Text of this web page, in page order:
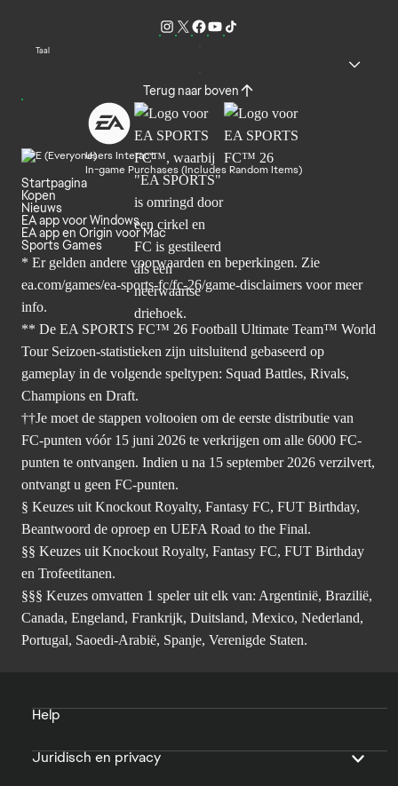
Taal
Terug naar boven
Users Interact
In-game Purchases (Includes Random Items)
Startpagina
Kopen
Nieuws
EA app voor Windows
EA app en Origin voor Mac
Sports Games
* Er gelden andere voorwaarden en beperkingen. Zie
ea.com/games/ea-sports-fc/fc-26/game-disclaimers voor meer
info.
** De EA SPORTS FC™ 26 Football Ultimate Team™ World
Tour Seizoen-statistieken zijn uitsluitend gebaseerd op
gameplay in de volgende speltypen: Squad Battles, Rivals,
Champions en Draft.
††Je moet de stappen voltooien om de eerste distributie van
FC-punten vóór 15 juni 2026 te verkrijgen om alle 6000 FC-
punten te ontvangen. Indien u na 15 september 2026 verzilvert,
ontvangt u geen FC-punten.
§ Keuzes uit Knockout Royalty, Fantasy FC, FUT Birthday,
Beantwoord de oproep en UEFA Road to the Final.
§§ Keuzes uit Knockout Royalty, Fantasy FC, FUT Birthday
en Trofeetitanen.
§§§ Keuzes omvatten 1 speler uit elk van: Argentinië, Brazilië,
Canada, Engeland, Frankrijk, Duitsland, Mexico, Nederland,
Portugal, Saoedi-Arabië, Spanje, Verenigde Staten.
Help
Juridisch en privacy